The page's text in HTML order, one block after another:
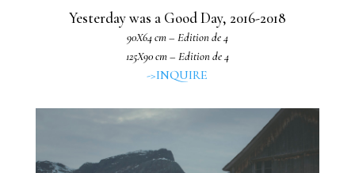
Yesterday was a Good Day, 2016-2018
90X64 cm – Edition de 4
125X90 cm – Edition de 4
->INQUIRE